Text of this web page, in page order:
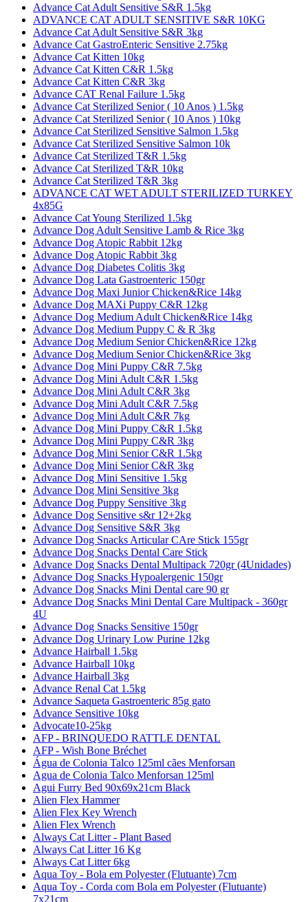
Advance Cat Adult Sensitive S&R 1.5kg
ADVANCE CAT ADULT SENSITIVE S&R 10KG
Advance Cat Adult Sensitive S&R 3kg
Advance Cat GastroEnteric Sensitive 2.75kg
Advance Cat Kitten 10kg
Advance Cat Kitten C&R 1.5kg
Advance Cat Kitten C&R 3kg
Advance CAT Renal Failure 1.5kg
Advance Cat Sterilized Senior ( 10 Anos ) 1.5kg
Advance Cat Sterilized Senior ( 10 Anos ) 10kg
Advance Cat Sterilized Sensitive Salmon 1.5kg
Advance Cat Sterilized Sensitive Salmon 10k
Advance Cat Sterilized T&R 1.5kg
Advance Cat Sterilized T&R 10kg
Advance Cat Sterilized T&R 3kg
ADVANCE CAT WET ADULT STERILIZED TURKEY
4x85G
Advance Cat Young Sterilized 1.5kg
Advance Dog Adult Sensitive Lamb & Rice 3kg
Advance Dog Atopic Rabbit 12kg
Advance Dog Atopic Rabbit 3kg
Advance Dog Diabetes Colitis 3kg
Advance Dog Lata Gastroenteric 150gr
Advance Dog Maxi Junior Chicken&Rice 14kg
Advance Dog MAXi Puppy C&R 12kg
Advance Dog Medium Adult Chicken&Rice 14kg
Advance Dog Medium Puppy C & R 3kg
Advance Dog Medium Senior Chicken&Rice 12kg
Advance Dog Medium Senior Chicken&Rice 3kg
Advance Dog Mini Puppy C&R 7.5kg
Advance Dog Mini Adult C&R 1.5kg
Advance Dog Mini Adult C&R 3kg
Advance Dog Mini Adult C&R 7.5kg
Advance Dog Mini Adult C&R 7kg
Advance Dog Mini Puppy C&R 1.5kg
Advance Dog Mini Puppy C&R 3kg
Advance Dog Mini Senior C&R 1.5kg
Advance Dog Mini Senior C&R 3kg
Advance Dog Mini Sensitive 1.5kg
Advance Dog Mini Sensitive 3kg
Advance Dog Puppy Sensitive 3kg
Advance Dog Sensitive s&r 12+2kg
Advance Dog Sensitive S&R 3kg
Advance Dog Snacks Articular CAre Stick 155gr
Advance Dog Snacks Dental Care Stick
Advance Dog Snacks Dental Multipack 720gr (4Unidades)
Advance Dog Snacks Hypoalergenic 150gr
Advance Dog Snacks Mini Dental care 90 gr
Advance Dog Snacks Mini Dental Care Multipack - 360gr
4U
Advance Dog Snacks Sensitive 150gr
Advance Dog Urinary Low Purine 12kg
Advance Hairball 1.5kg
Advance Hairball 10kg
Advance Hairball 3kg
Advance Renal Cat 1.5kg
Advance Saqueta Gastroenteric 85g gato
Advance Sensitive 10kg
Advocate10-25kg
AFP - BRINQUEDO RATTLE DENTAL
AFP - Wish Bone Bréchet
Água de Colonia Talco 125ml cães Menforsan
Agua de Colonia Talco Menforsan 125ml
Agui Furry Bed 90x69x21cm Black
Alien Flex Hammer
Alien Flex Key Wrench
Alien Flex Wrench
Always Cat Litter - Plant Based
Always Cat Litter 16 Kg
Always Cat Litter 6kg
Aqua Toy - Bola em Polyester (Flutuante) 7cm
Aqua Toy - Corda com Bola em Polyester (Flutuante)
7x21cm